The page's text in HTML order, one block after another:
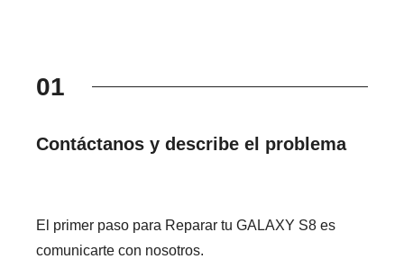
01
Contáctanos y describe el problema
El primer paso para Reparar tu GALAXY S8 es
comunicarte con nosotros.